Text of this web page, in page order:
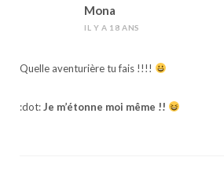
Mona
IL Y A 18 ANS
Quelle aventurière tu fais !!!!
:dot:Je m’étonne moi même !!